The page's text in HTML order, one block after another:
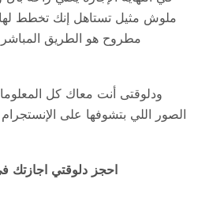
ملوش مثيل تستاهل إنك تخطط
مطروح هو الطريق
ودلوقتى أنت معاك كل
الصور اللي بتشوفها على
احجز دلوقتي اجازتك